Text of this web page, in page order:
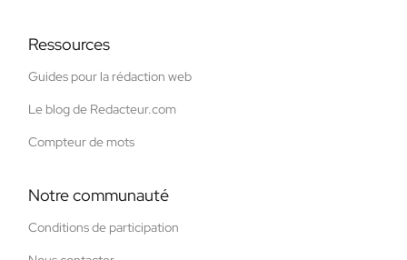
Ressources
Guides pour la rédaction web
Le blog de Redacteur.com
Compteur de mots
Notre communauté
Conditions de participation